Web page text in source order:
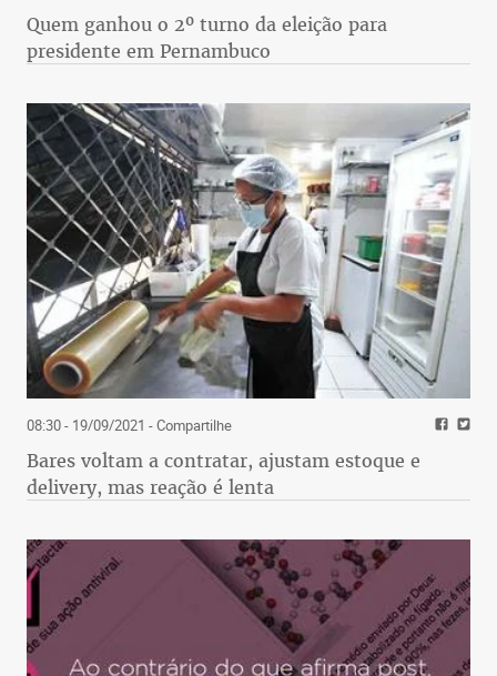
Quem ganhou o 2º turno da eleição para
presidente em Pernambuco
08:30 - 19/09/2021 - Compartilhe
Bares voltam a contratar, ajustam estoque e
delivery, mas reação é lenta